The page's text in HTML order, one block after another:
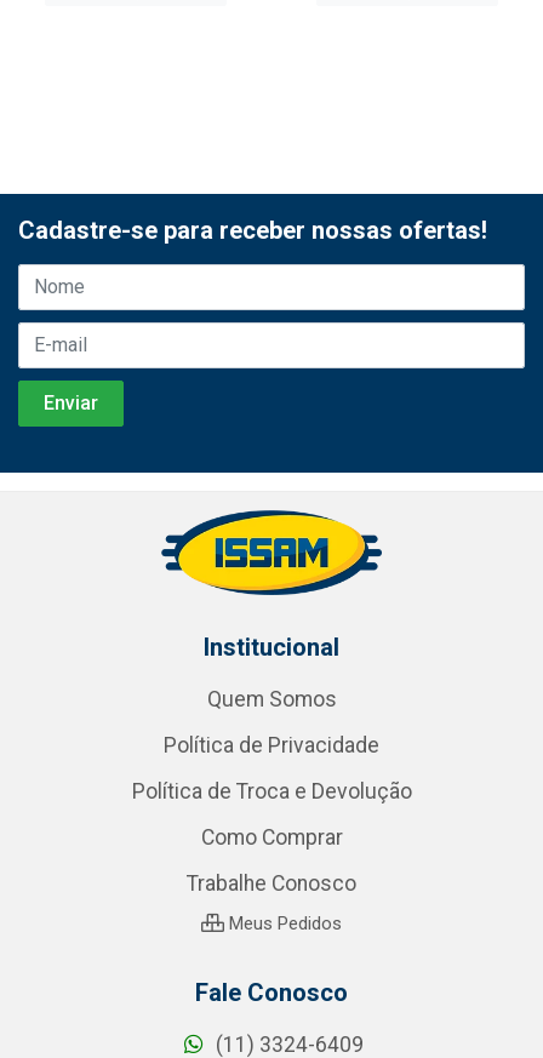
Cadastre-se para receber nossas ofertas!
Institucional
Quem Somos
Política de Privacidade
Política de Troca e Devolução
Como Comprar
Trabalhe Conosco
Meus Pedidos
Fale Conosco
(11) 3324-6409